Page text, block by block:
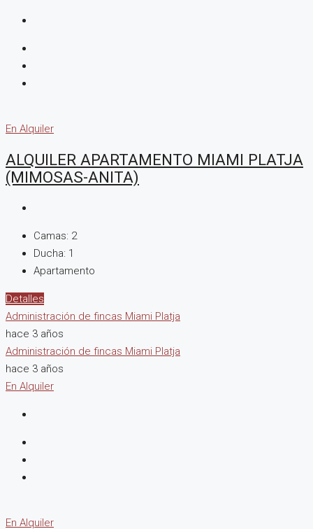
En Alquiler
ALQUILER APARTAMENTO MIAMI PLATJA
(MIMOSAS-ANITA)
Camas: 2
Ducha: 1
Apartamento
Detalles
Administración de fincas Miami Platja
hace 3 años
Administración de fincas Miami Platja
hace 3 años
En Alquiler
En Alquiler